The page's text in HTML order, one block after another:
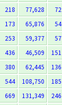
218 77,628 72
173 65,876 54
253 59,377 57
436 46,509 151
380 62,445 136
544 108,750 185
669 131,349 246